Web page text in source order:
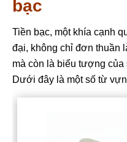
bạc
Tiền bạc, một khía cạnh
đại, không chỉ đơn thuần
mà còn là biểu tượng
Dưới đây là một số từ